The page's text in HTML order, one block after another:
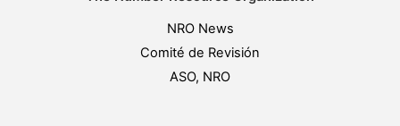
NRO News
Comité de Revisión
ASO, NRO